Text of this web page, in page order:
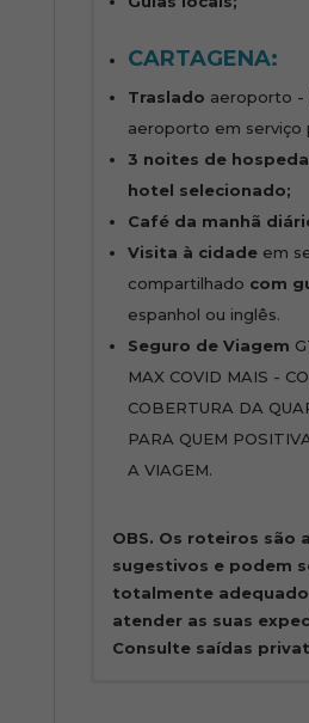
CARTAGENA:
Traslado aeroporto -
aeroporto em serviço
3 noites de
hotel selecionado;
Café da manhã
Visita à cidadeem
compartilhado com
espanhol ou inglês.
Seguro de Viagem
MAX COVID MAIS -
COBERTURA DA
PARA QUEM
A VIAGEM.
OBS. Os roteiros são
sugestivos e podem
totalmente
atender as suas
Consulte saídas